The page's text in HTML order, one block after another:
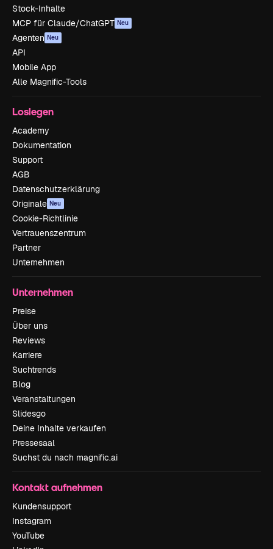
Stock-Inhalte
MCP für Claude/ChatGPT Neu
Agenten Neu
API
Mobile App
Alle Magnific-Tools
Loslegen
Academy
Dokumentation
Support
AGB
Datenschutzerklärung
Originale Neu
Cookie-Richtlinie
Vertrauenszentrum
Partner
Unternehmen
Unternehmen
Preise
Über uns
Reviews
Karriere
Suchtrends
Blog
Veranstaltungen
Slidesgo
Deine Inhalte verkaufen
Pressesaal
Suchst du nach magnific.ai
Kontakt aufnehmen
Kundensupport
Instagram
YouTube